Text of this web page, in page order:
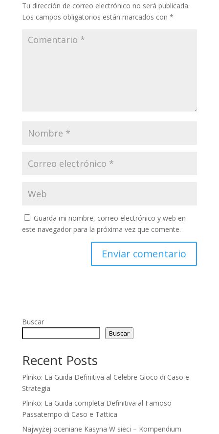
Tu dirección de correo electrónico no será publicada.
Los campos obligatorios están marcados con *
Guarda mi nombre, correo electrónico y web en
este navegador para la próxima vez que comente.
Buscar
Buscar
Recent Posts
Plinko: La Guida Definitiva al Celebre Gioco di Caso e
Strategia
Plinko: La Guida completa Definitiva al Famoso
Passatempo di Caso e Tattica
Najwyżej oceniane Kasyna W sieci – Kompendium